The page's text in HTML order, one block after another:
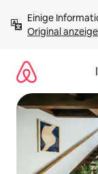
Inhalten
springenOriginal